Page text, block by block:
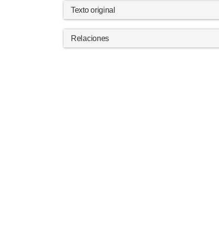
Texto original
Relaciones